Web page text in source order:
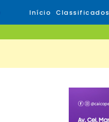
Início Classificados